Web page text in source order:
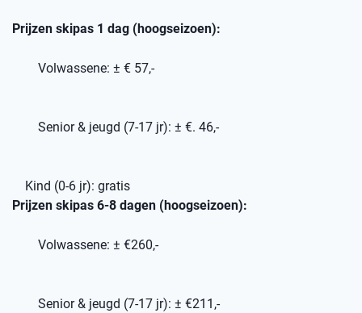
Prijzen skipas 1 dag (hoogseizoen):
Volwassene: ± € 57,-
Senior & jeugd (7-17 jr): ± €. 46,-
Kind (0-6 jr): gratis
Prijzen skipas 6-8 dagen (hoogseizoen):
Volwassene: ± €260,-
Senior & jeugd (7-17 jr): ± €211,-